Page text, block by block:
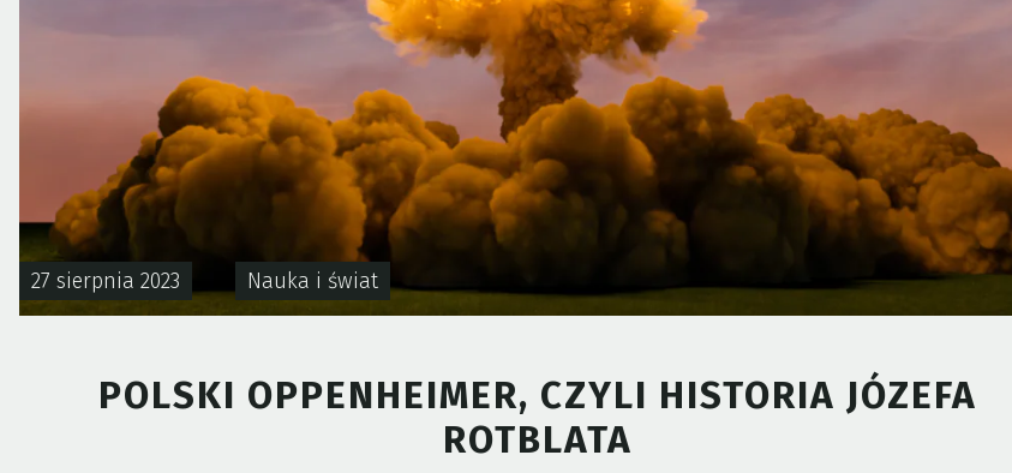
27 sierpnia 2023 Nauka i świat
POLSKI OPPENHEIMER, CZYLI HISTORIA JÓZEFA
ROTBLATA